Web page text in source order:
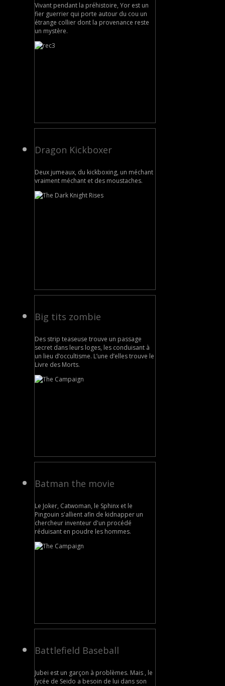
Vivant pendant la préhistoire, Yor est un
fier guerrier qui porte autour du cou un
étrange collier dont la provenance reste
un mystère.
Dragon Kickboxer
Deux jumeaux, du kickboxing, un méchant
vraiment méchant et des moustaches.
Big tits zombie
Des strip teaseuse trouve un passage
secret dans leurs loges, les conduisant à
un lieu d’occultisme. L’une d’elles trouve le
Livre des Morts.
Batman the movie
Le Joker, Catwoman, le Sphinx et le
Pingouin s'allient afin de kidnapper un
chercheur inventeur d'un procédé
réduisant en poudre les hommes.
Battlefield Baseball
Jubei est un garçon à problèmes. Mais , le
lycée de Seido a besoin de lui dans son